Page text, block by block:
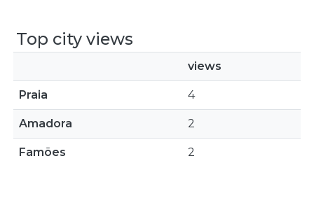
Top city views
views
Praia 4
Amadora 2
Famões 2